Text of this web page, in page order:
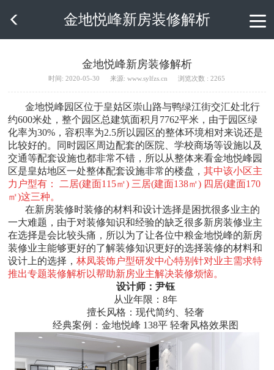
 金地悦峰新房装修解析
金地悦峰新房装修解析
时间: 2020-05-30 来源: www.sylfzs.cn 浏览次数 : 2265
金地悦峰园区位于皇姑区崇山路与鸭绿江街交汇处北行
约600米处，整个园区总建筑面积月7762平米，由于园区绿
化率为30%，容积率为2.5所以园区的整体环境相对来说还是
比较好的。同时园区周边配套的医院、学校商场等设施以及
交通等配套设施也都非常不错，所以从整体来看金地悦峰园
区是皇姑地区一处整体配套设施非常的楼盘，其中该小区主
力户型有： 二居(建面115㎡) 三居(建面138㎡) 四居(建面170
㎡)这三种。
在新房装修时装修的材料和设计选择是困扰很多业主的
一大难题，由于对装修知识和经验的缺乏很多新房装修业主
在选择是会比较头痛，所以为了让各位中粮金地悦峰的新房
装修业主能够更好的了解装修知识更好的选择装修的材料和
设计上的选择，林凤装饰户型研发中心特别针对业主需求特
推出专题装修解析以帮助新房业主解决装修烦恼。
设计师：尹钰
从业年限：8年
擅长风格：现代简约、轻奢
经典案例：金地悦峰 138平 轻奢风格效果图